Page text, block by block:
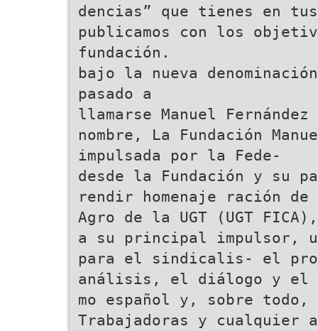
dencias” que tienes en
publicamos con los
fundación.
bajo la nueva
pasado a
llamarse Manuel
nombre, La Fundación
impulsada por la Fede-
desde la Fundación y su
rendir homenaje ración
Agro de la UGT (UGT
a su principal impulsor,
para el sindicalis- el
análisis, el diálogo y el
mo español y, sobre
Trabajadoras y cualquier